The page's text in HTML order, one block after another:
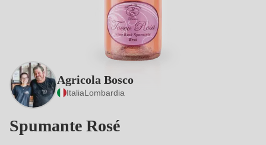
Agricola Bosco
ItaliaLombardia
Spumante Rosé